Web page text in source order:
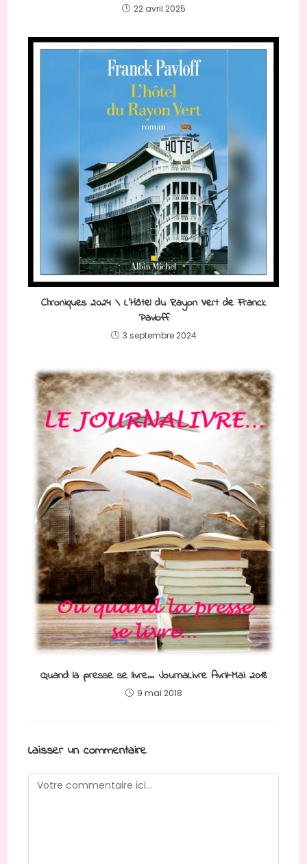
22 avril 2025
Chroniques 2024 \ L’Hôtel du Rayon Vert de Franck
Pavloff
3 septembre 2024
Quand la presse se livre… JournaLivre Avril-Mai 2018
9 mai 2018
Laisser un commentaire